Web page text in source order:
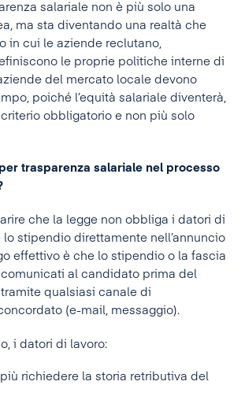
salariale non è più solo una
ma sta diventando una realtà che
in cui le aziende reclutano,
le proprie politiche interne di
del mercato locale devono
poiché l’equità salariale diventerà,
obbligatorio e non più solo
trasparenza salariale nel processo
che la legge non obbliga i datori di
lo stipendio direttamente nell’annuncio
effettivo è che lo stipendio o la fascia
al candidato prima del
qualsiasi canale di
(e-mail, messaggio).
i datori di lavoro:
richiedere la storia retributiva del